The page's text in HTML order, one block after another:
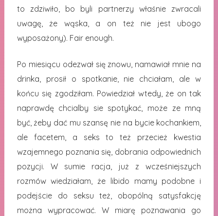
to zdziwiło, bo byli partnerzy właśnie zwracali
uwagę, że wąska, a on też nie jest ubogo
wyposażony). Fair enough.
Po miesiącu odezwał się znowu, namawiał mnie na
drinka, prosił o spotkanie, nie chciałam, ale w
końcu się zgodziłam. Powiedział wtedy, że on tak
naprawdę chcialby sie spotykać, może ze mną
być, żeby dać mu szansę nie na bycie kochankiem,
ale facetem, a seks to też przecież kwestia
wzajemnego poznania się, dobrania odpowiednich
pozycji. W sumie racja, już z wcześniejszych
rozmów wiedziałam, że libido mamy podobne i
podejście do seksu też, obopólną satysfakcję
można wypracować. W miarę poznawania go